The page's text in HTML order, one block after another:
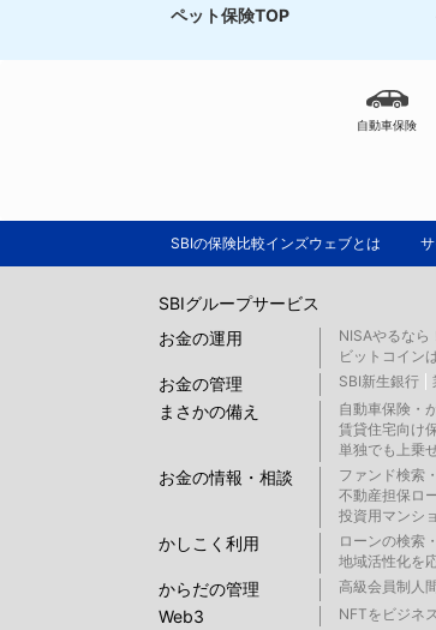
ペット保険TOP
自動車保険
SBIの保険比較インズウェブとは
SBIグループサービス
お金の運用
NISAやるなら
ビットコイン
お金の管理 SBI新生銀行
まさかの備え 自動車保険・
賃貸住宅向け
単独でも上乗
お金の情報・相談 ファンド検索
不動産担保ロ
投資用マンシ
かしこく利用 ローンの検索
地域活性化を
からだの管理 高級会員制人
Web3
NFTをビジネ